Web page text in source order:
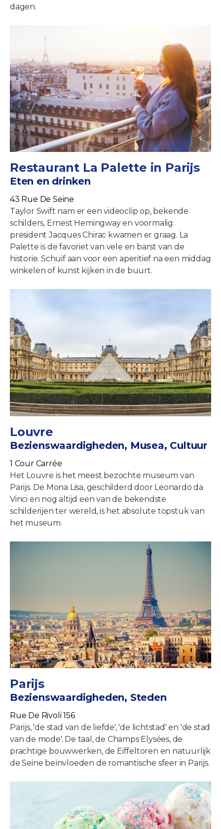
dagen.
Restaurant La Palette in Parijs
Eten en drinken
43 Rue De Seine
Taylor Swift nam er een videoclip op, bekende
schilders, Ernest Hemingway en voormalig
president Jacques Chirac kwamen er graag. La
Palette is de favoriet van vele en barst van de
historie. Schuif aan voor een aperitief na een middag
winkelen of kunst kijken in de buurt.
Louvre
Bezienswaardigheden, Musea, Cultuur
1 Cour Carrée
Het Louvre is het meest bezochte museum van
Parijs. De Mona Lisa, geschilderd door Leonardo da
Vinci en nog altijd een van de bekendste
schilderijen ter wereld, is het absolute topstuk van
het museum.
Parijs
Bezienswaardigheden, Steden
Rue De Rivoli 156
Parijs, 'de stad van de liefde', 'de lichtstad' en 'de stad
van de mode'. De taal, de Champs Elysées, de
prachtige bouwwerken, de Eiffeltoren en natuurlijk
de Seine beïnvloeden de romantische sfeer in Parijs.